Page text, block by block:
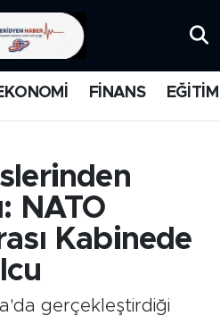
FİNANS EĞİTİM
NATO
Kabinede
gerçekleştirdiği
ve Fikstür